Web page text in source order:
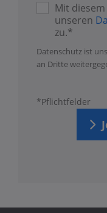
Mit
unseren
zu.*
Datenschutz ist
an Dritte
*Pflichtfelder